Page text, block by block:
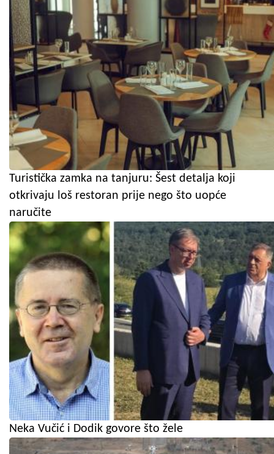
Turistička zamka na tanjuru: Šest detalja koji
otkrivaju loš restoran prije nego što uopće
naručite
Neka Vučić i Dodik govore što žele